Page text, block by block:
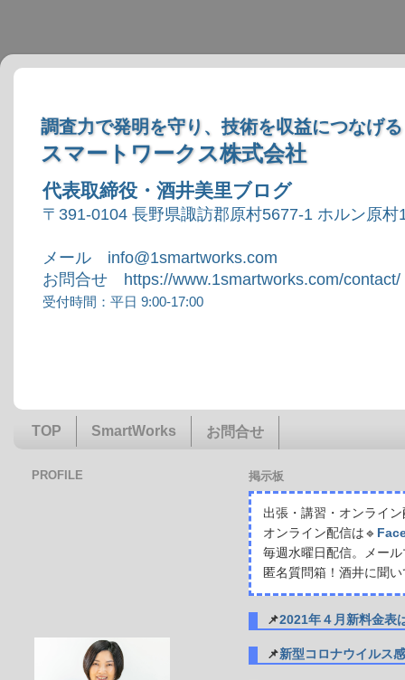
調査力で発明を守り、技術を収益につなげる
スマートワークス株式会社
代表取締役・酒井美里ブログ
〒391-0104 長野県諏訪郡原村5677-1 ホルン原村
メール info@1smartworks.com
お問合せ https://www.1smartworks.com/contact/
受付時間：平日 9:00-17:00
TOP SmartWorks お問合せ
掲示板
出張・講習・オンライ
オンライン配信は🔹
毎週水曜日配信。メー
匿名質問箱！酒井に聞
📌2021年４月新料金表
📌新型コロナウイルス
PROFILE